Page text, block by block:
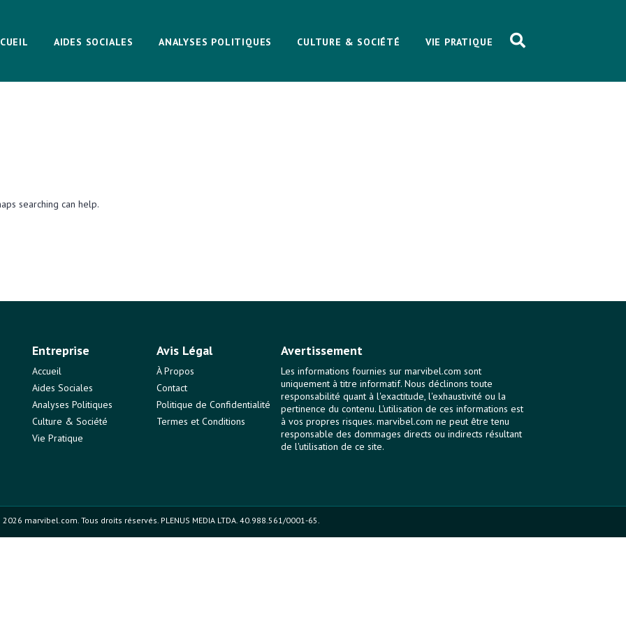
AIDES SOCIALES ANALYSES POLITIQUES CULTURE & SOCIÉTÉ VIE PRATIQUE
searching can help.
Entreprise
Accueil
Aides Sociales
Analyses Politiques
Culture & Société
Vie Pratique
Avis Légal
À Propos
Contact
Politique de Confidentialité
Termes et Conditions
Avertissement
Les informations fournies sur marvibel.com sont
uniquement à titre informatif. Nous déclinons toute
responsabilité quant à l'exactitude, l'exhaustivité ou la
pertinence du contenu. L'utilisation de ces informations est
à vos propres risques. marvibel.com ne peut être tenu
responsable des dommages directs ou indirects résultant
de l'utilisation de ce site.
marvibel.com. Tous droits réservés. PLENUS MEDIA LTDA. 40.988.561/0001-65.